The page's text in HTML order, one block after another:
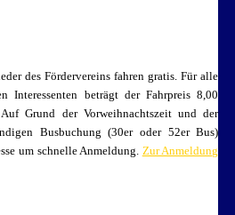
des Fördervereins fahren gratis. Für alle
Interessenten beträgt der Fahrpreis 8,00
Grund der Vorweihnachtszeit und der
Busbuchung (30er oder 52er Bus)
um schnelle Anmeldung. Zur Anmeldung